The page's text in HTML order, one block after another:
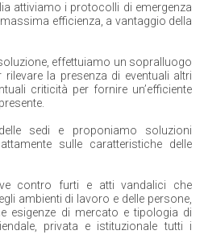
attiviamo i protocolli di emergenza
efficienza, a vantaggio della
effettuiamo un sopralluogo
la presenza di eventuali altri
criticità per fornire un’efficiente
sedi e proponiamo soluzioni
sulle caratteristiche delle
contro furti e atti vandalici che
ambienti di lavoro e delle persone,
esigenze di mercato e tipologia di
privata e istituzionale tutti i